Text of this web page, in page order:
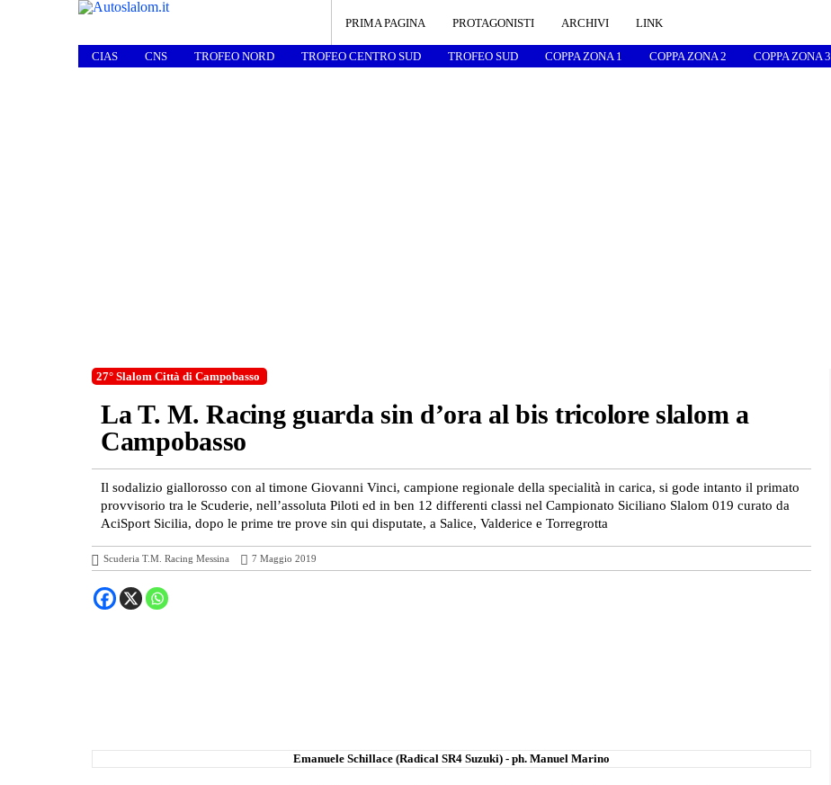
PRIMA PAGINA PROTAGONISTI ARCHIVI LINK
CIAS CNS TROFEO NORD TROFEO CENTRO SUD TROFEO SUD COPPA ZONA 1 COPPA ZONA 2 COPPA ZONA 3
27° Slalom Città di Campobasso
La T. M. Racing guarda sin d’ora al bis tricolore slalom a
Campobasso
Il sodalizio giallorosso con al timone Giovanni Vinci, campione regionale della specialità in carica, si gode intanto il primato
provvisorio tra le Scuderie, nell’assoluta Piloti ed in ben 12 differenti classi nel Campionato Siciliano Slalom 019 curato da
AciSport Sicilia, dopo le prime tre prove sin qui disputate, a Salice, Valderice e Torregrotta
Scuderia T.M. Racing Messina 7 Maggio 2019
Emanuele Schillace (Radical SR4 Suzuki) - ph. Manuel Marino